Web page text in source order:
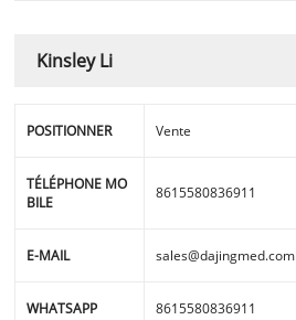
Kinsley Li
POSITIONNER Vente
TÉLÉPHONE MO
BILE
8615580836911
E-MAIL sales@dajingmed.com
WHATSAPP 8615580836911